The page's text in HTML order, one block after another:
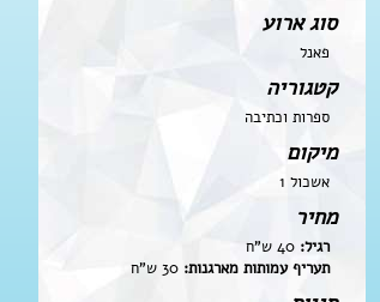
סוג ארוע
פאנל
קטגוריה
ספרות וכתיבה
מיקום
אשכול 1
מחיר
רגיל:
תעריף עמותות מארגנות: